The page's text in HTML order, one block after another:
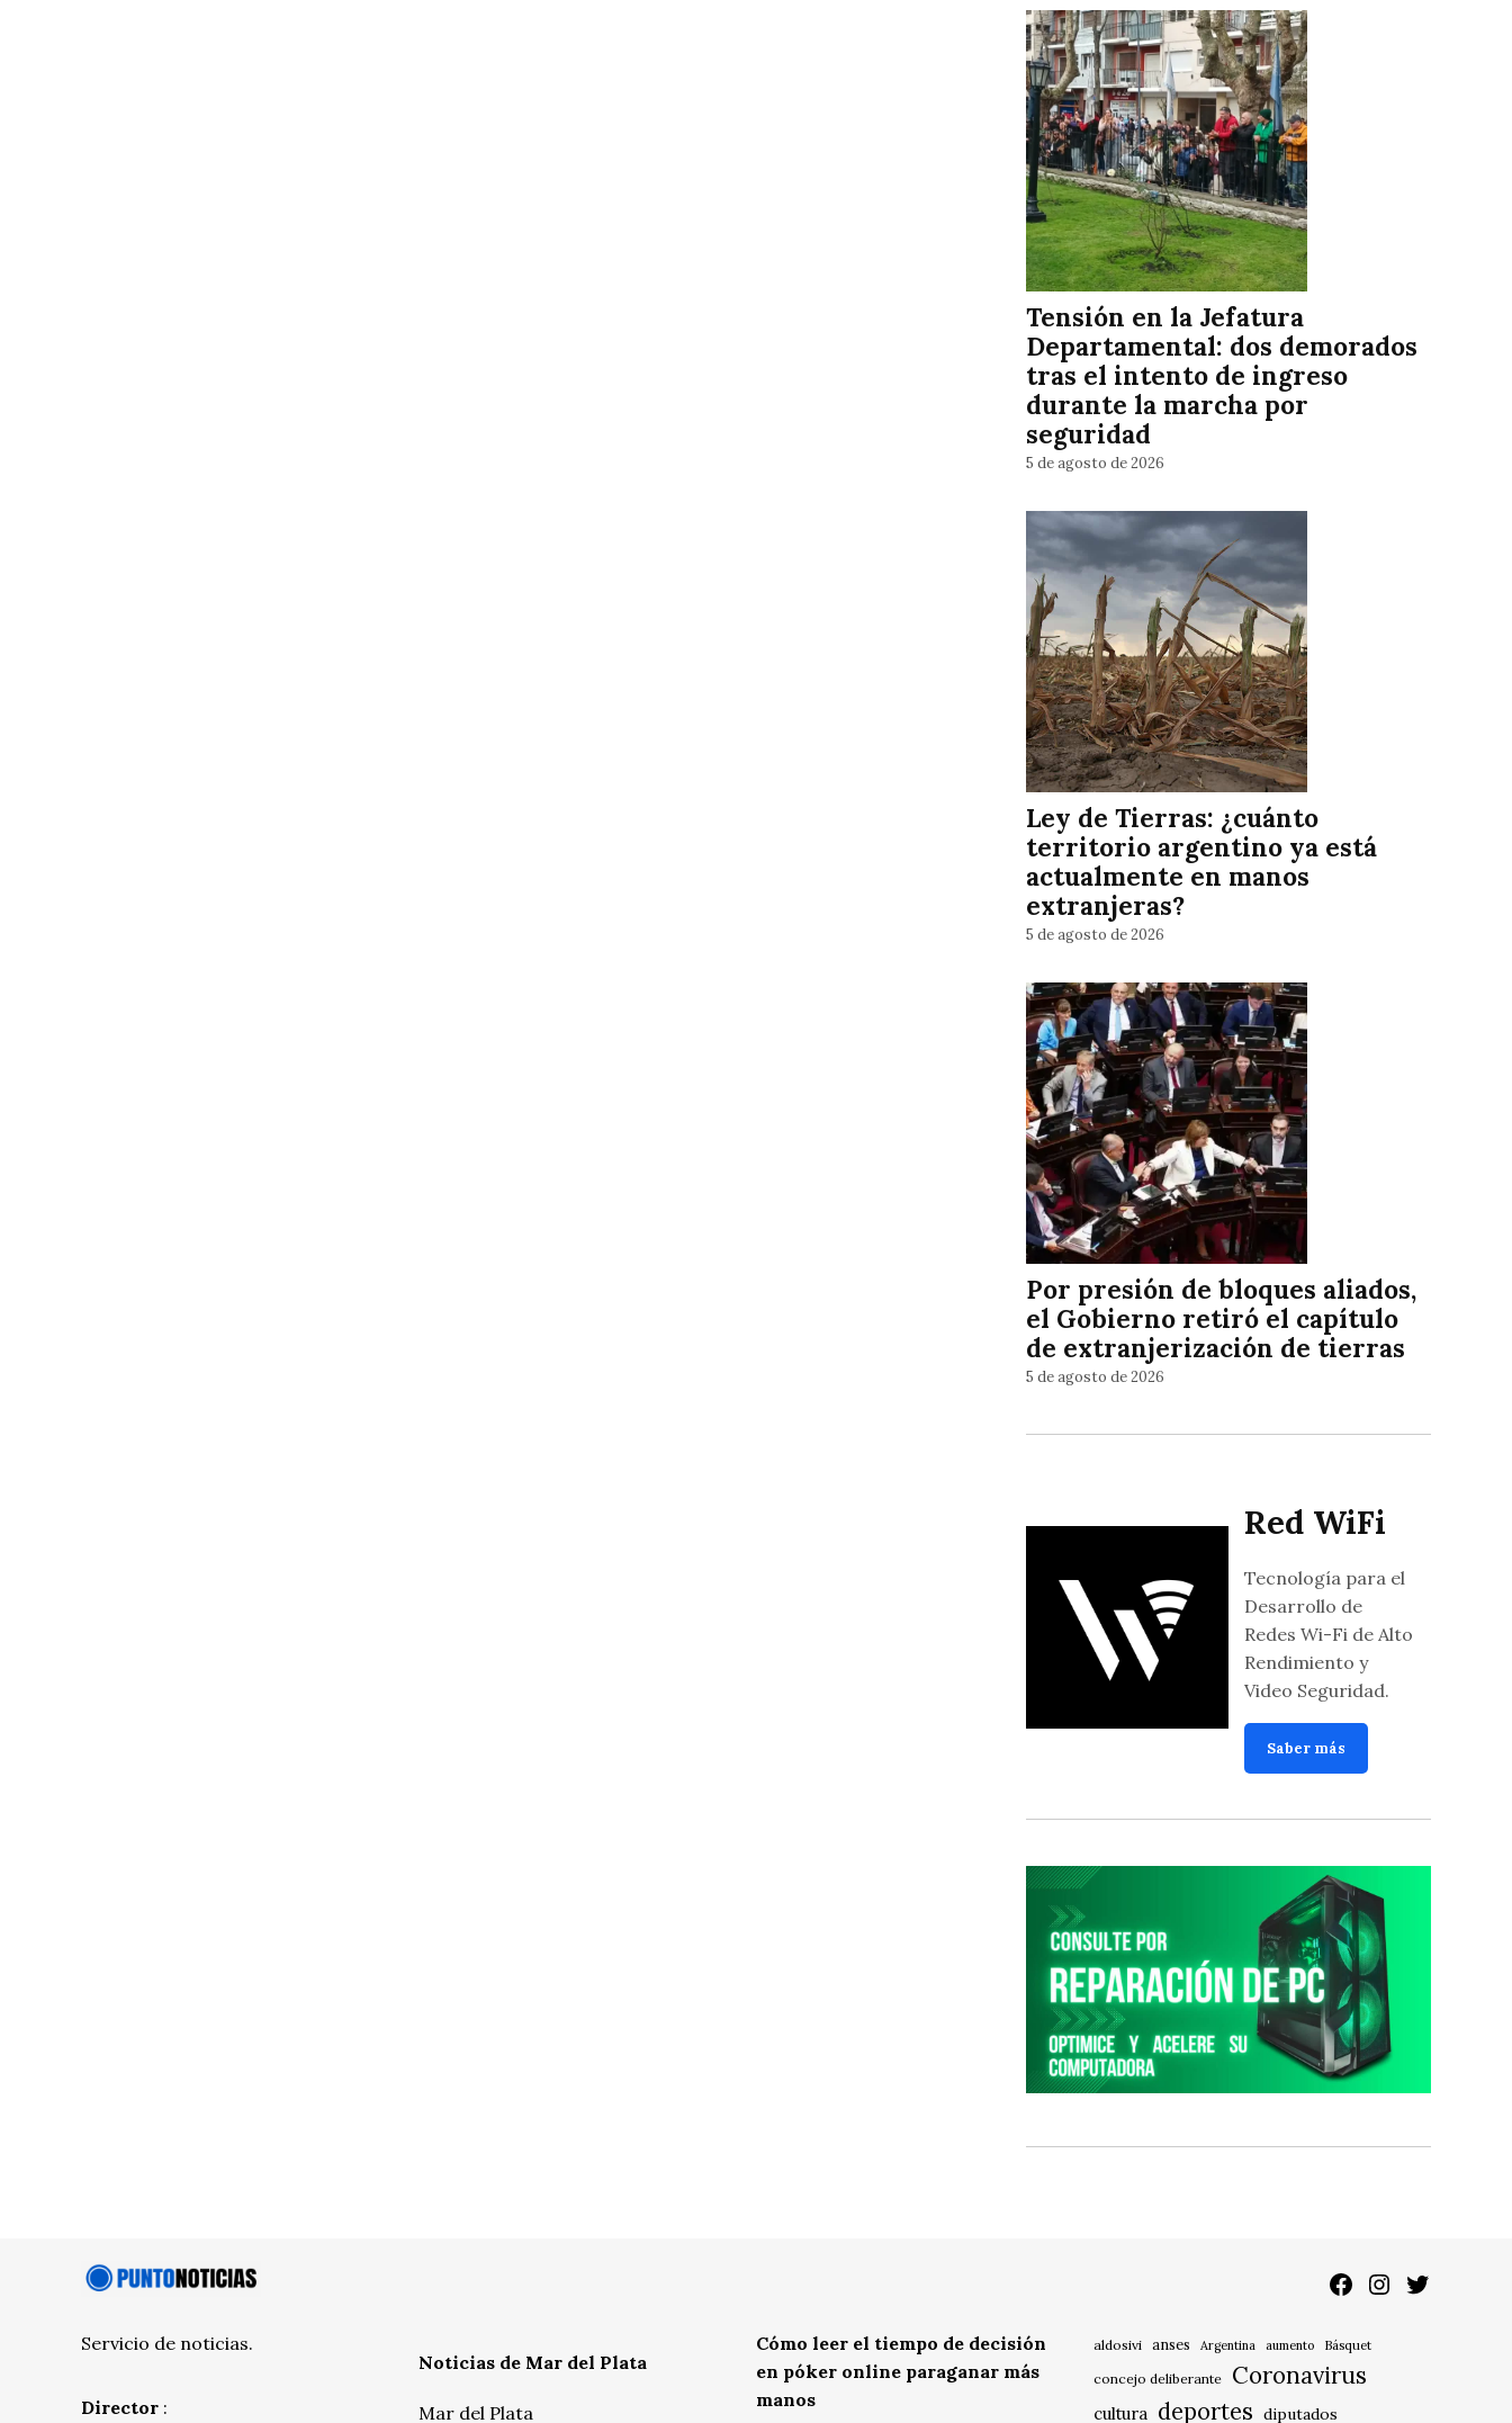
Tensión en la Jefatura
Departamental: dos demorados
tras el intento de ingreso
durante la marcha por
seguridad
5 de agosto de 2026
Ley de Tierras: ¿cuánto
territorio argentino ya está
actualmente en manos
extranjeras?
5 de agosto de 2026
Por presión de bloques aliados,
el Gobierno retiró el capítulo
de extranjerización de tierras
5 de agosto de 2026
Red WiFi
Tecnología para el
Desarrollo de
Redes Wi-Fi de Alto
Rendimiento y
Video Seguridad.
Saber más
Facebook
Instagram
Twitter
Servicio de noticias.
Director :
Noticias de Mar del Plata
Mar del Plata
Cómo leer el tiempo de decisión
en póker online paraganar más
manos
aldosivi anses Argentina aumento
Básquet
concejo deliberante
Coronavirus
cultura deportes diputados